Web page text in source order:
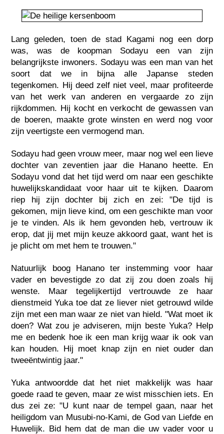
Lang geleden, toen de stad Kagami nog een dorp
was, was de koopman Sodayu een van zijn
belangrijkste inwoners. Sodayu was een man van het
soort dat we in bijna alle Japanse steden
tegenkomen. Hij deed zelf niet veel, maar profiteerde
van het werk van anderen en vergaarde zo zijn
rijkdommen. Hij kocht en verkocht de gewassen van
de boeren, maakte grote winsten en werd nog voor
zijn veertigste een vermogend man.
Sodayu had geen vrouw meer, maar nog wel een lieve
dochter van zeventien jaar die Hanano heette. En
Sodayu vond dat het tijd werd om naar een geschikte
huwelijkskandidaat voor haar uit te kijken. Daarom
riep hij zijn dochter bij zich en zei: "De tijd is
gekomen, mijn lieve kind, om een geschikte man voor
je te vinden. Als ik hem gevonden heb, vertrouw ik
erop, dat jij met mijn keuze akkoord gaat, want het is
je plicht om met hem te trouwen."
Natuurlijk boog Hanano ter instemming voor haar
vader en bevestigde zo dat zij zou doen zoals hij
wenste. Maar tegelijkertijd vertrouwde ze haar
dienstmeid Yuka toe dat ze liever niet getrouwd wilde
zijn met een man waar ze niet van hield. "Wat moet ik
doen? Wat zou je adviseren, mijn beste Yuka? Help
me en bedenk hoe ik een man krijg waar ik ook van
kan houden. Hij moet knap zijn en niet ouder dan
tweeëntwintig jaar."
Yuka antwoordde dat het niet makkelijk was haar
goede raad te geven, maar ze wist misschien iets. En
dus zei ze: "U kunt naar de tempel gaan, naar het
heiligdom van Musubi-no-Kami, de God van Liefde en
Huwelijk. Bid hem dat de man die uw vader voor u